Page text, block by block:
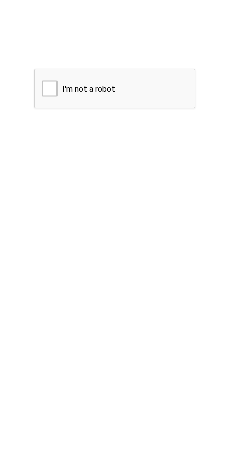
I'm not a robot